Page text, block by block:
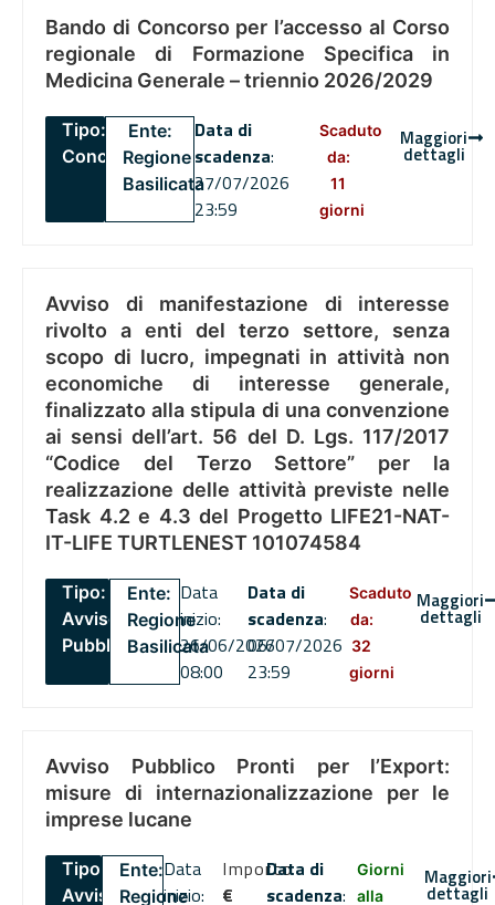
Bando di Concorso per l’accesso al Corso
regionale di Formazione Specifica in
Medicina Generale – triennio 2026/2029
Tipo:
Concorsi
Ente:
Regione
Basilicata
Data di
scadenza:
27/07/2026
23:59
Scaduto
da:
11
giorni
Maggiori
dettagli
Avviso di manifestazione di interesse
rivolto a enti del terzo settore, senza
scopo di lucro, impegnati in attività non
economiche di interesse generale,
finalizzato alla stipula di una convenzione
ai sensi dell’art. 56 del D. Lgs. 117/2017
“Codice del Terzo Settore” per la
realizzazione delle attività previste nelle
Task 4.2 e 4.3 del Progetto LIFE21-NAT-
IT-LIFE TURTLENEST 101074584
Tipo:
Avviso
Pubblico
Ente:
Regione
Basilicata
Data
inizio:
26/06/2026
08:00
Data di
scadenza:
06/07/2026
23:59
Scaduto
da:
32
giorni
Maggiori
dettagli
Avviso Pubblico Pronti per l’Export:
misure di internazionalizzazione per le
imprese lucane
Tipo:
Avviso
Ente:
Regione
Data
inizio:
Importo
€
Data di
scadenza:
Giorni
alla
Maggiori
dettagli